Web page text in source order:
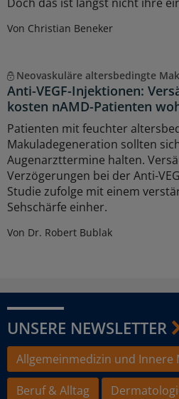
Von Christian Beneker
Neovaskuläre altersbedingte
Anti-VEGF-Injektionen:
kosten nAMD-Patienten
Patienten mit feuchter
Makuladegeneration sollten
Augenarzttermine halten.
Verzögerungen bei der Anti-
Studie zufolge mit einem
Sehschärfe einher.
Von Dr. Robert Bublak
UNSERE NEWSLETTER
Allgemeinmedizin und Innere
Beruf & Alltag